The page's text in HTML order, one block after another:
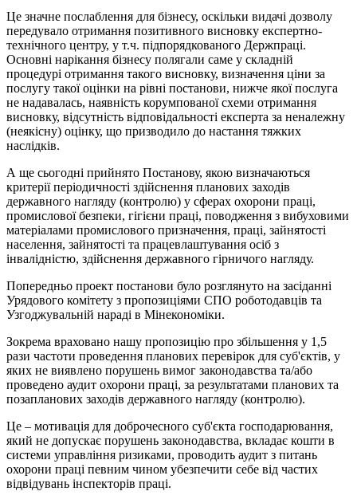
Це значне послаблення для бізнесу, оскільки видачі дозволу
передувало отримання позитивного висновку експертно-
технічного центру, у т.ч. підпорядкованого Держпраці.
Основні нарікання бізнесу полягали саме у складній
процедурі отримання такого висновку, визначення ціни за
послугу такої оцінки на рівні постанови, нижче якої послуга
не надавалась, наявність корумпованої схеми отримання
висновку, відсутність відповідальності експерта за неналежну
(неякісну) оцінку, що призводило до настання тяжких
наслідків.
А ще сьогодні прийнято Постанову, якою визначаються
критерії періодичності здійснення планових заходів
державного нагляду (контролю) у сферах охорони праці,
промислової безпеки, гігієни праці, поводження з вибуховими
матеріалами промислового призначення, праці, зайнятості
населення, зайнятості та працевлаштування осіб з
інвалідністю, здійснення державного гірничого нагляду.
Попередньо проект постанови було розглянуто на засіданні
Урядового комітету з пропозиціями СПО роботодавців та
Узгоджувальній нараді в Мінекономіки.
Зокрема враховано нашу пропозицію про збільшення у 1,5
рази частоти проведення планових перевірок для суб'єктів, у
яких не виявлено порушень вимог законодавства та/або
проведено аудит охорони праці, за результатами планових та
позапланових заходів державного нагляду (контролю).
Це – мотивація для доброчесного суб'єкта господарювання,
який не допускає порушень законодавства, вкладає кошти в
системи управління ризиками, проводить аудит з питань
охорони праці певним чином убезпечити себе від частих
відвідувань інспекторів праці.